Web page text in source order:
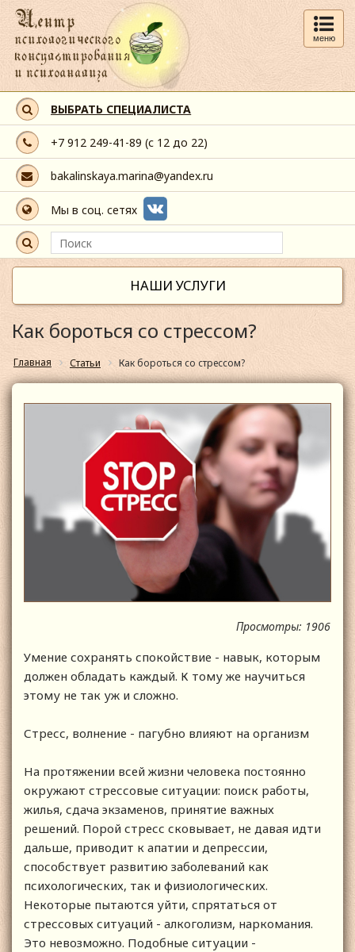
меню
ВЫБРАТЬ СПЕЦИАЛИСТА
+7 912 249-41-89 (с 12 до 22)
bakalinskaya.marina@yandex.ru
Мы в соц. сетях
НАШИ УСЛУГИ
Как бороться со стрессом?
Главная Статьи Как бороться со стрессом?
Просмотры: 1906
Умение сохранять спокойствие - навык, которым
должен обладать каждый. К тому же научиться
этому не так уж и сложно.
Стресс, волнение - пагубно влияют на организм
На протяжении всей жизни человека постоянно
окружают стрессовые ситуации: поиск работы,
жилья, сдача экзаменов, принятие важных
решений. Порой стресс сковывает, не давая идти
дальше, приводит к апатии и депрессии,
способствует развитию заболеваний как
психологических, так и физиологических.
Некоторые пытаются уйти, спрятаться от
стрессовых ситуаций - алкоголизм, наркомания.
Это невозможно. Подобные ситуации -